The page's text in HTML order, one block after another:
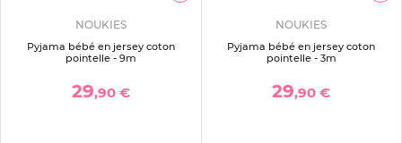
NOUKIES
Pyjama bébé en jersey coton
pointelle - 9m
29,90 €
NOUKIES
Pyjama bébé en jersey coton
pointelle - 3m
29,90 €